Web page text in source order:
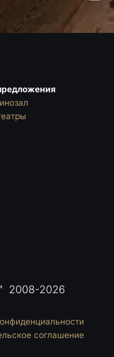
2008-2026
соглашение